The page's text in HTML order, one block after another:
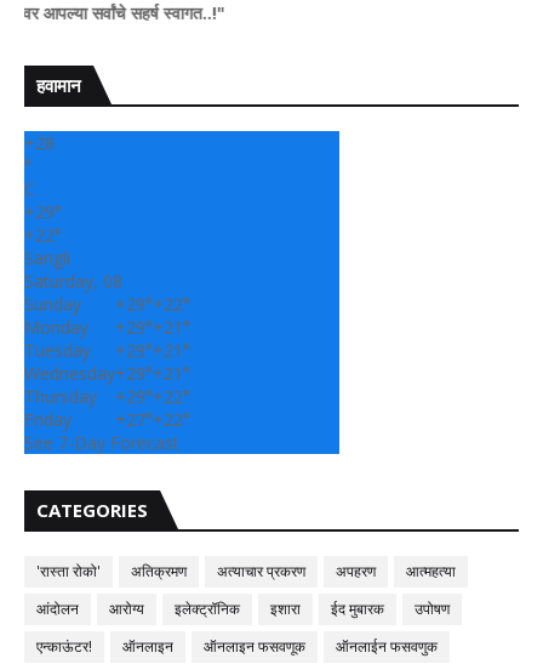
सहर्ष स्वागत..!"
हवामान
+28
°
C
+29°
+22°
Sangli
Saturday, 08
Sunday
+29°+22°
Monday
+29°+21°
Tuesday
+29°+21°
Wednesday+29°+21°
Thursday
+29°+22°
Friday
+27°+22°
See 7-Day Forecast
CATEGORIES
'रास्ता रोको' अतिक्रमण अत्याचार प्रकरण अपहरण
आत्महत्या
आंदोलन
आरोग्य इलेक्ट्रॉनिक इशारा ईद मुबारक
उपोषण
एन्काऊंटर!
ऑनलाइन ऑनलाइन फसवणूक
ऑनलाईन फसवणुक